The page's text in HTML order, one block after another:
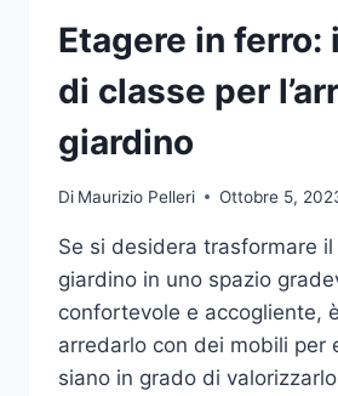
Etagere in ferro:
di classe per
giardino
Di Maurizio Pelleri Ottobre 5,
Se si desidera trasformare
giardino in uno spazio
confortevole e accogliente,
arredarlo con dei mobili per
siano in grado di